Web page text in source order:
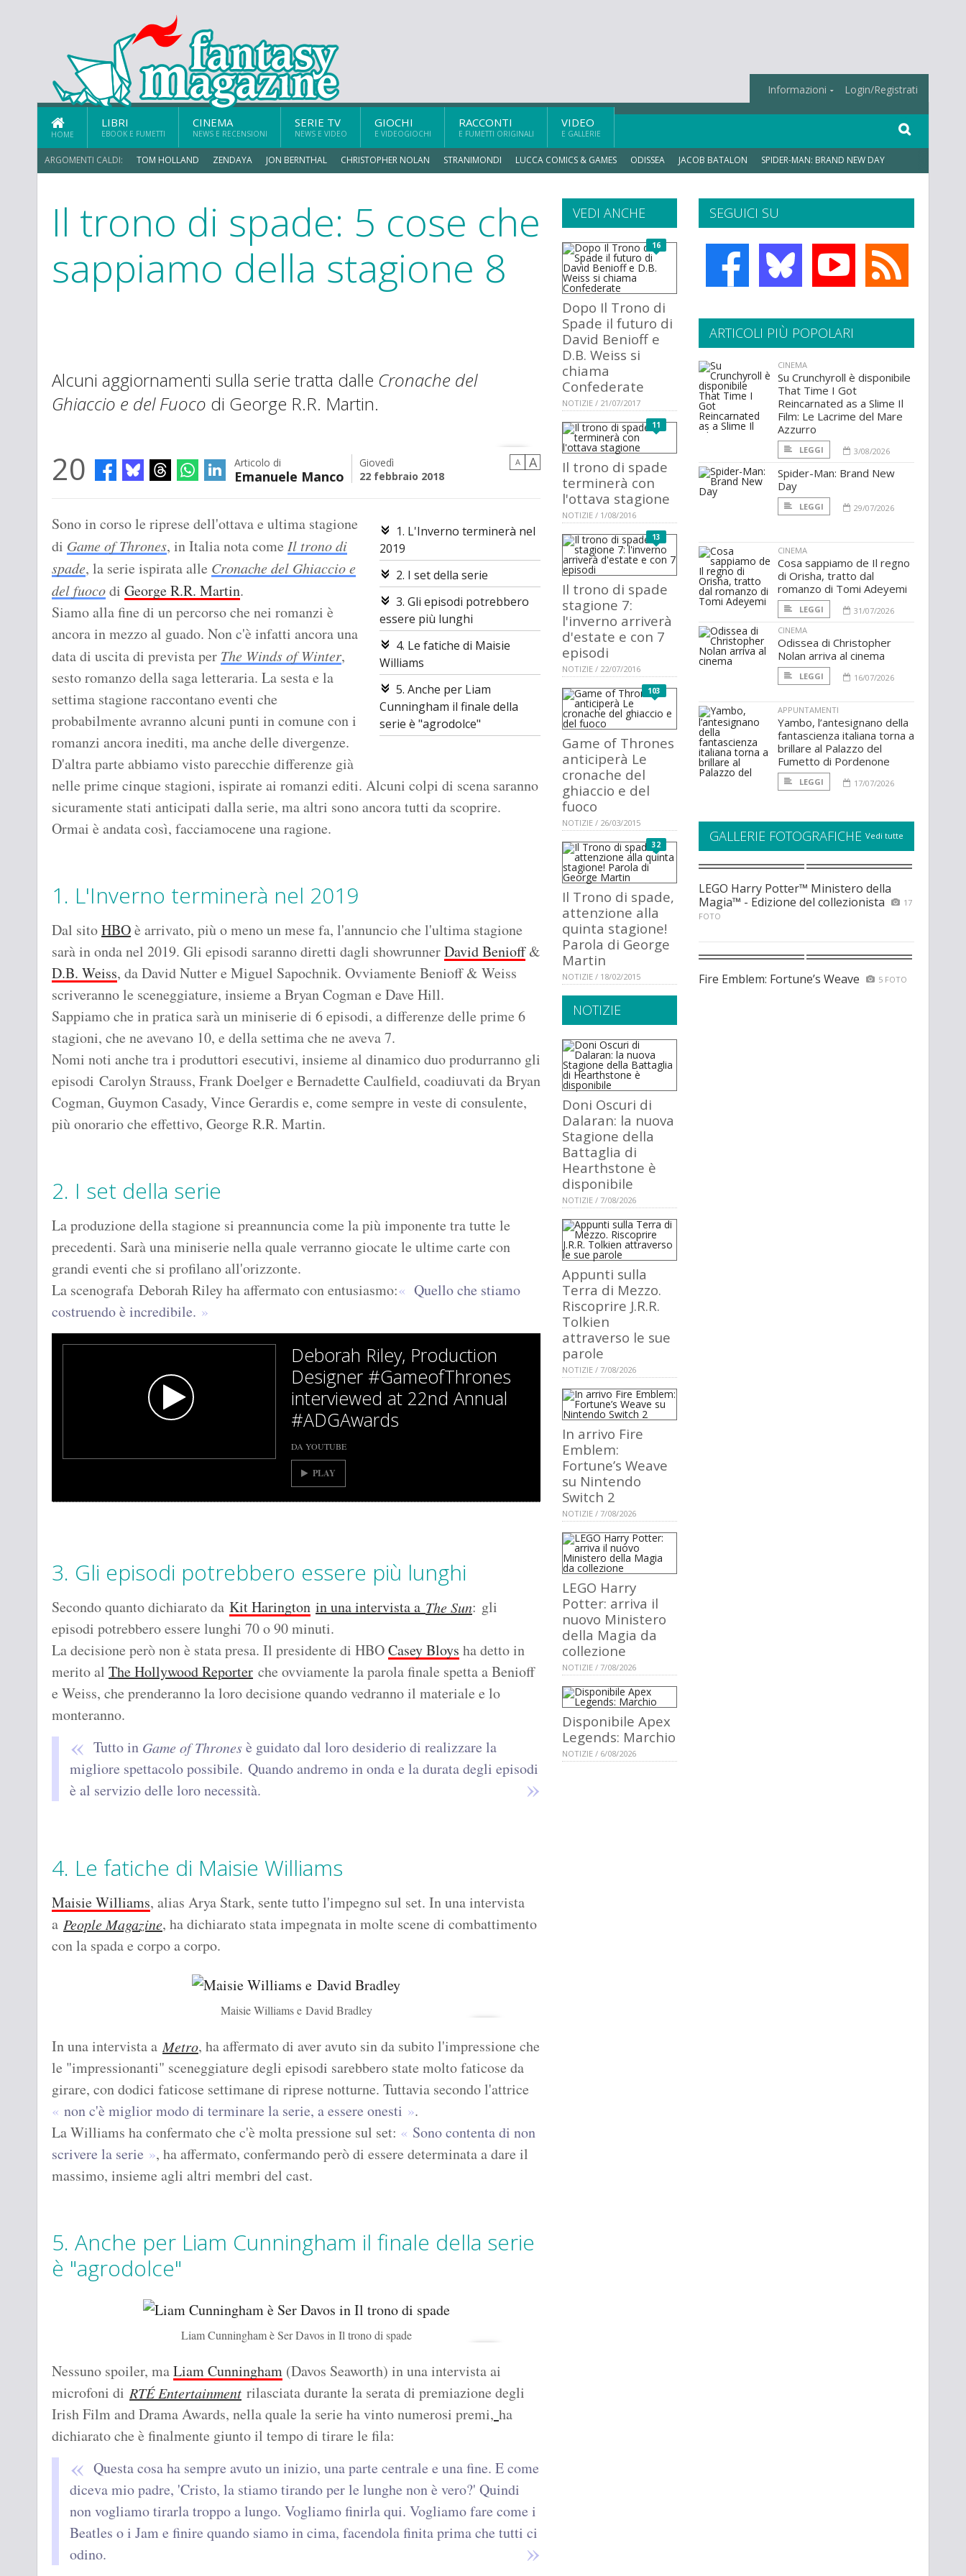
Informazioni Login/Registrati
HOME
LIBRI
EBOOK E FUMETTI
CINEMA
NEWS E RECENSIONI
SERIE TV
NEWS E VIDEO
GIOCHI
E VIDEOGIOCHI
RACCONTI
E FUMETTI ORIGINALI
VIDEO
E GALLERIE
ARGOMENTI CALDI: TOM HOLLAND ZENDAYA JON BERNTHAL CHRISTOPHER NOLAN STRANIMONDI LUCCA COMICS & GAMES ODISSEA JACOB BATALON SPIDER-MAN: BRAND NEW DAY
MICHAEL MANDO
Il trono di spade: 5 cose che
sappiamo della stagione 8
Alcuni aggiornamenti sulla serie tratta dalle Cronache del
Ghiaccio e del Fuoco di George R.R. Martin.
20 Articolo di
Emanuele Manco
Giovedì
22 febbraio 2018
A A
1. L'Inverno terminerà nel
2019
2. I set della serie
3. Gli episodi potrebbero
essere più lunghi
4. Le fatiche di Maisie
Williams
5. Anche per Liam
Cunningham il finale della
serie è "agrodolce"
Sono in corso le riprese dell'ottava e ultima stagione
di Game of Thrones, in Italia nota come Il trono di
spade, la serie ispirata alle Cronache del Ghiaccio e
del fuocodi George R.R. Martin.
Siamo alla fine di un percorso che nei romanzi è
ancora in mezzo al guado. Non c'è infatti ancora una
data di uscita di prevista per The Winds of Winter,
sesto romanzo della saga letteraria. La sesta e la
settima stagione raccontano eventi che
probabilmente avranno alcuni punti in comune con i
romanzi ancora inediti, ma anche delle divergenze.
D'altra parte abbiamo visto parecchie differenze già
nelle prime cinque stagioni, ispirate ai romanzi editi. Alcuni colpi di scena saranno
sicuramente stati anticipati dalla serie, ma altri sono ancora tutti da scoprire.
Ormai è andata così, facciamocene una ragione.
1. L'Inverno terminerà nel 2019
Dal sitoHBOè arrivato, più o meno un mese fa, l'annuncio che l'ultima stagione
sarà in onda nel 2019. Gli episodi saranno diretti dagli showrunnerDavid Benioff&
D.B. Weiss, da David Nutter e Miguel Sapochnik. Ovviamente Benioff & Weiss
scriveranno le sceneggiature, insieme a Bryan Cogman e Dave Hill.
Sappiamo che in pratica sarà un miniserie di 6 episodi, a differenze delle prime 6
stagioni, che ne avevano 10, e della settima che ne aveva 7.
Nomi noti anche tra i produttori esecutivi, insieme al dinamico duo produrranno gli
episodi Carolyn Strauss, Frank Doelger e Bernadette Caulfield, coadiuvati da Bryan
Cogman, Guymon Casady, Vince Gerardis e, come sempre in veste di consulente,
più onorario che effettivo, George R.R. Martin.
2. I set della serie
La produzione della stagione si preannuncia come la più imponente tra tutte le
precedenti. Sarà una miniserie nella quale verranno giocate le ultime carte con
grandi eventi che si profilano all'orizzonte.
La scenografa Deborah Riley ha affermato con entusiasmo:
Quello che stiamo
costruendo è incredibile.
Deborah Riley, Production
Designer #GameofThrones
interviewed at 22nd Annual
#ADGAwards
DA YOUTUBE
PLAY
3. Gli episodi potrebbero essere più lunghi
Secondo quanto dichiarato da Kit Harington in una intervista a The Sun: gli
episodi potrebbero essere lunghi 70 o 90 minuti.
La decisione però non è stata presa. Il presidente di HBOCasey Bloys ha detto in
merito al The Hollywood Reporter che ovviamente la parola finale spetta a Benioff
e Weiss, che prenderanno la loro decisione quando vedranno il materiale e lo
monteranno.
Tutto in Game of Thronesè guidato dal loro desiderio di realizzare la
migliore spettacolo possibile. Quando andremo in onda e la durata degli episodi
è al servizio delle loro necessità.
4. Le fatiche di Maisie Williams
Maisie Williams, alias Arya Stark, sente tutto l'impegno sul set. In una intervista
a People Magazine, ha dichiarato stata impegnata in molte scene di combattimento
con la spada e corpo a corpo.
Maisie Williams e David Bradley
In una intervista a Metro, ha affermato di aver avuto sin da subito l'impressione che
le "impressionanti" sceneggiature degli episodi sarebbero state molto faticose da
girare, con dodici faticose settimane di riprese notturne. Tuttavia secondo l'attrice
non c'è miglior modo di terminare la serie, a essere onesti
.
La Williams ha confermato che c'è molta pressione sul set:
Sono contenta di non
scrivere la serie
, ha affermato, confermando però di essere determinata a dare il
massimo, insieme agli altri membri del cast.
5. Anche per Liam Cunningham il finale della serie
è "agrodolce"
Liam Cunningham è Ser Davos in Il trono di spade
Nessuno spoiler, maLiam Cunningham (Davos Seaworth) in una intervista ai
microfoni di RTÉ Entertainment rilasciata durante la serata di premiazione degli
Irish Film and Drama Awards, nella quale la serie ha vinto numerosi premi, ha
dichiarato che è finalmente giunto il tempo di tirare le fila:
Questa cosa ha sempre avuto un inizio, una parte centrale e una fine. E come
diceva mio padre, 'Cristo, la stiamo tirando per le lunghe non è vero?' Quindi
non vogliamo tirarla troppo a lungo. Vogliamo finirla qui. Vogliamo fare come i
Beatles o i Jam e finire quando siamo in cima, facendola finita prima che tutti ci
odino.
SEGUICI SU
VEDI ANCHE
16
Dopo Il Trono di
Spade il futuro di
David Benioff e
D.B. Weiss si
chiama
Confederate
NOTIZIE / 21/07/2017
11
Il trono di spade
terminerà con
l'ottava stagione
NOTIZIE / 1/08/2016
13
Il trono di spade
stagione 7:
l'inverno arriverà
d'estate e con 7
episodi
NOTIZIE / 22/07/2016
103
Game of Thrones
anticiperà Le
cronache del
ghiaccio e del
fuoco
NOTIZIE / 26/03/2015
32
Il Trono di spade,
attenzione alla
quinta stagione!
Parola di George
Martin
NOTIZIE / 18/02/2015
NOTIZIE
Doni Oscuri di
Dalaran: la nuova
Stagione della
Battaglia di
Hearthstone è
disponibile
NOTIZIE / 7/08/2026
Appunti sulla
Terra di Mezzo.
Riscoprire J.R.R.
Tolkien
attraverso le sue
parole
NOTIZIE / 7/08/2026
In arrivo Fire
Emblem:
Fortune’s Weave
su Nintendo
Switch 2
NOTIZIE / 7/08/2026
LEGO Harry
Potter: arriva il
nuovo Ministero
della Magia da
collezione
NOTIZIE / 7/08/2026
Disponibile Apex
Legends: Marchio
NOTIZIE / 6/08/2026
ARTICOLI PIÙ POPOLARI
CINEMA
Su Crunchyroll è disponibile
That Time I Got
Reincarnated as a Slime Il
Film: Le Lacrime del Mare
Azzurro
LEGGI 3/08/2026
Spider-Man: Brand New
Day
LEGGI 29/07/2026
CINEMA
Cosa sappiamo de Il regno
di Orisha, tratto dal
romanzo di Tomi Adeyemi
LEGGI
31/07/2026
CINEMA
Odissea di Christopher
Nolan arriva al cinema
LEGGI 16/07/2026
APPUNTAMENTI
Yambo, l’antesignano della
fantascienza italiana torna a
brillare al Palazzo del
Fumetto di Pordenone
LEGGI 17/07/2026
GALLERIE FOTOGRAFICHE Vedi tutte
LEGO Harry Potter™ Ministero della
Magia™ - Edizione del collezionista
17
FOTO
Fire Emblem: Fortune’s Weave 5 FOTO